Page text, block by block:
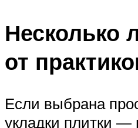
Несколько
от
Если выбрана
укладки плитки